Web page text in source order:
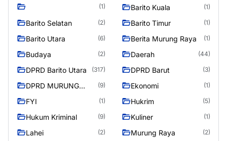
(1) Barito Kuala (1)
Barito Selatan (2) Barito Timur (1)
Barito Utara (6) Berita Murung Raya (1)
Budaya (2) Daerah (44)
DPRD Barito Utara (317) DPRD Barut (3)
DPRD MURUNG
(9) Ekonomi (1)
FYI (1) Hukrim (5)
Hukum Kriminal (9) Kuliner (1)
Lahei (2) Murung Raya (2)